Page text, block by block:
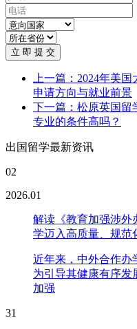
立 即 提 交
上一篇：2024年美
申请方向与就业前景
下一篇：松原英国留
专业的条件高吗？
出国留学最新资讯
02
2026.01
解读《教育加强涉外
学迈入高质量、规范
近年来，中外合作办
为引导其健康有序发
加强
31